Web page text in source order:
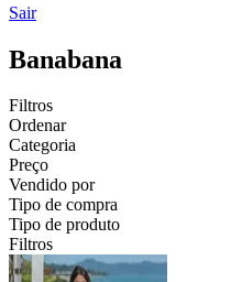
Sair
Banabana
Filtros
Ordenar
Categoria
Preço
Vendido por
Tipo de compra
Tipo de produto
Filtros